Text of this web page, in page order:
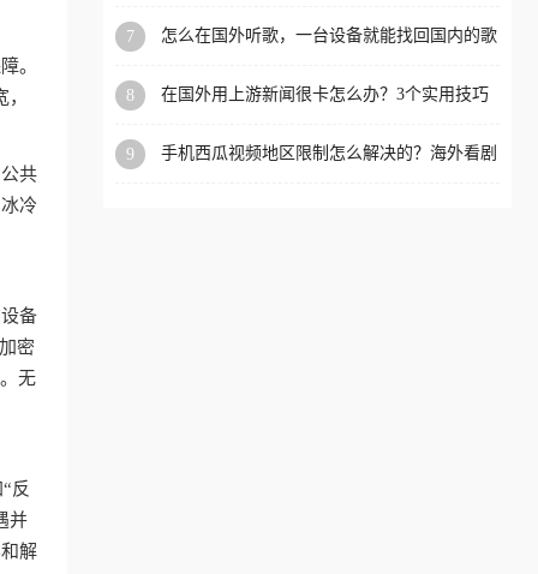
。
共
冷
备
密
无
反
并
解
7
怎么在国外听歌，一台设备就能找回国内的歌
8
在国外用上游新闻很卡怎么办？3个实用技巧
9
手机西瓜视频地区限制怎么解决的？海外看剧